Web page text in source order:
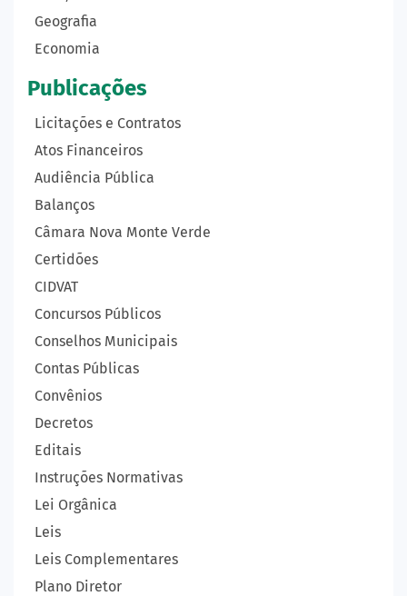
Geografia
Economia
Publicações
Licitações e Contratos
Atos Financeiros
Audiência Pública
Balanços
Câmara Nova Monte Verde
Certidões
CIDVAT
Concursos Públicos
Conselhos Municipais
Contas Públicas
Convênios
Decretos
Editais
Instruções Normativas
Lei Orgânica
Leis
Leis Complementares
Plano Diretor